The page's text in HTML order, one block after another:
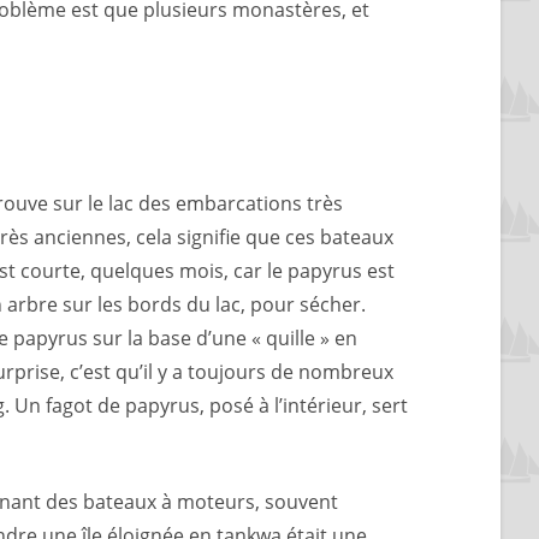
est que plusieurs monastères, et
sur le lac des embarcations très
anciennes, cela signifie que ces bateaux
courte, quelques mois, car le papyrus est
sur les bords du lac, pour sécher.
sur la base d’une « quille » en
c’est qu’il y a toujours de nombreux
Un fagot de papyrus, posé à l’intérieur, sert
des bateaux à moteurs, souvent